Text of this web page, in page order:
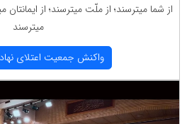
از شما میترسند؛ از ملّت میترسند؛ از
میترسند
واكنش جمعیت اعتلای